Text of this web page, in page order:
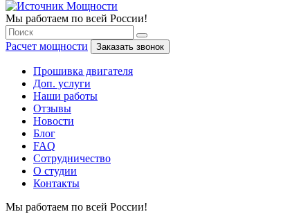
Мы работаем по всей России!
Расчет мощности Заказать звонок
Прошивка двигателя
Доп. услуги
Наши работы
Отзывы
Новости
Блог
FAQ
Сотрудничество
О студии
Контакты
Мы работаем по всей России!